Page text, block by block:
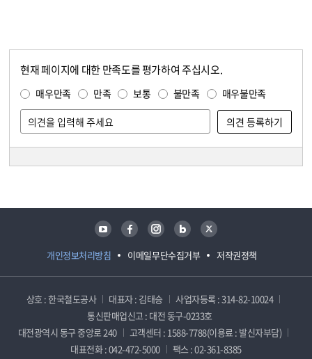
현재 페이지에 대한 만족도를 평가하여 주십시오.
매우만족 만족 보통 불만족 매우불만족
개인정보처리방침 이메일무단수집거부 저작권정책
유튜브 페이스북 인스타그램 블로그 트위터
상호 : 한국철도공사 대표자 : 김태승
사업자등록 : 314-82-10024
통신판매업신고 : 대전 동구-0233호
대전광역시 동구 중앙로 240
고객센터 : 1588-7788(이용료 : 발신자부담)
대표전화 : 042-472-5000
팩스 : 02-361-8385